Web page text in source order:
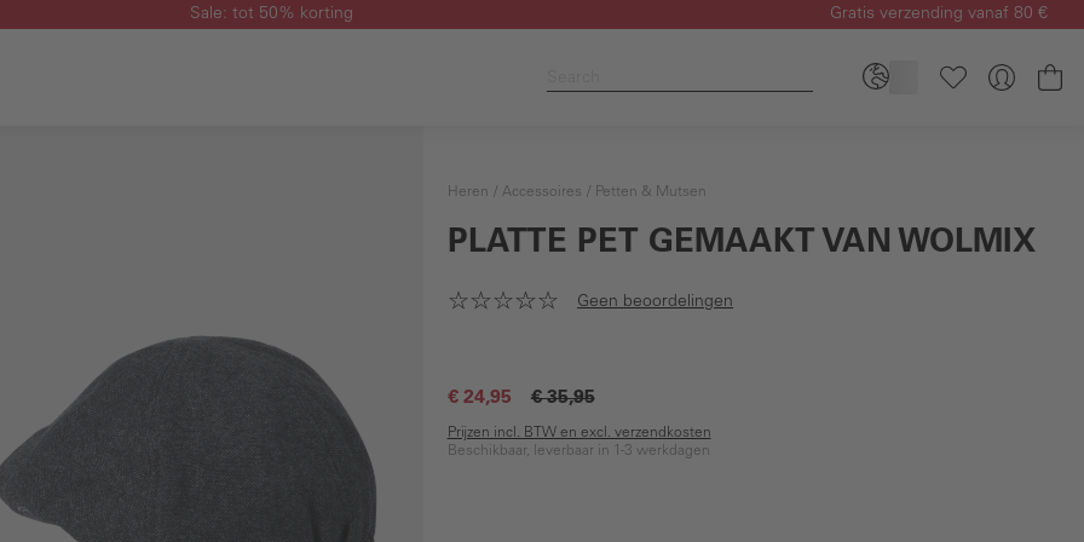
Sale: tot 50% korting Gratis verzending vanaf 80 €
Heren Accessoires Petten & Mutsen
PLATTE PET GEMAAKT VAN WOLMIX
Geen beoordelingen
€ 24,95 € 35,95
Prijzen incl. BTW en excl. verzendkosten
Beschikbaar, leverbaar in 1-3 werkdagen